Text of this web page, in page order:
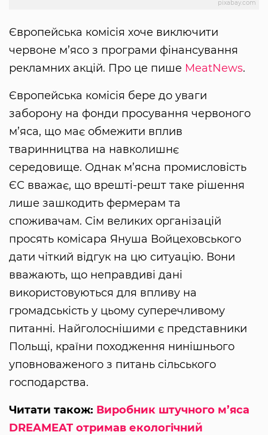
pixabay.com
Європейська комісія хоче виключити
червоне м’ясо з програми фінансування
рекламних акцій. Про це пише MeatNews.
Європейська комісія бере до уваги
заборону на фонди просування червоного
м’яса, що має обмежити вплив
тваринництва на навколишнє
середовище. Однак м’ясна промисловість
ЄС вважає, що врешті-решт таке рішення
лише зашкодить фермерам та
споживачам. Сім великих організацій
просять комісара Януша Войцеховського
дати чіткий відгук на цю ситуацію. Вони
вважають, що неправдиві дані
використовуються для впливу на
громадськість у цьому суперечливому
питанні. Найголоснішими є представники
Польщі, країни походження нинішнього
уповноваженого з питань сільського
господарства.
Читати також: Виробник штучного м’яса
DREAMEAT отримав екологічний